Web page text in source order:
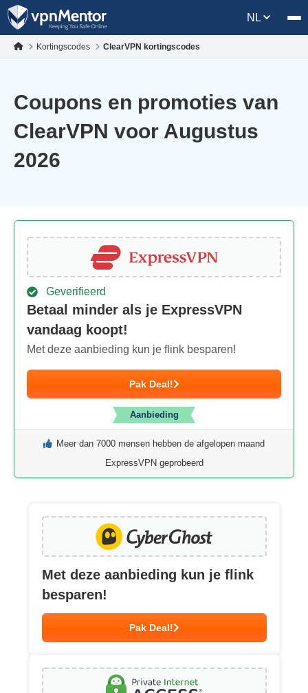
NL
Kortingscodes ClearVPN kortingscodes
Coupons en promoties van
ClearVPN voor Augustus
2026
Geverifieerd
Betaal minder als je ExpressVPN
vandaag koopt!
Met deze aanbieding kun je flink besparen!
Pak Deal!
Aanbieding
Meer dan 7000 mensen hebben de afgelopen maand
ExpressVPN geprobeerd
Met deze aanbieding kun je flink
besparen!
Pak Deal!